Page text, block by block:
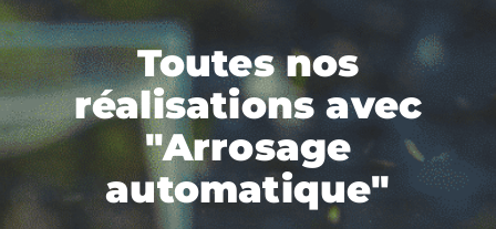
Toutes nos
réalisations avec
"Arrosage
automatique"